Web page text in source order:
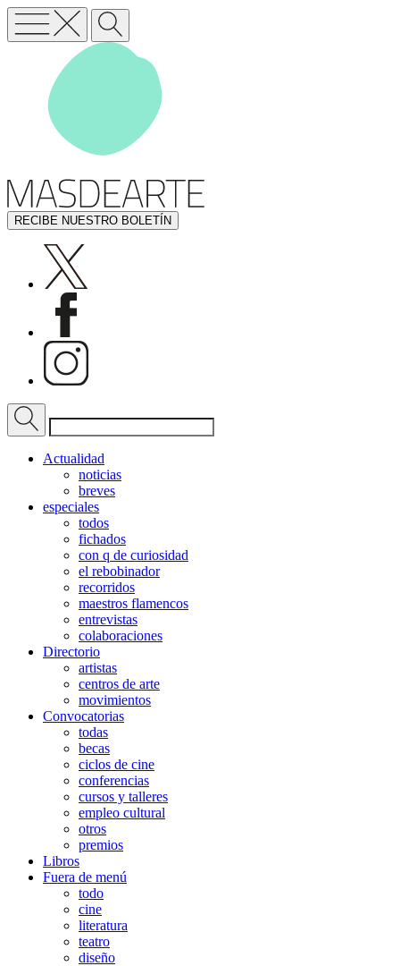
RECIBE NUESTRO BOLETÍN
Actualidad
noticias
breves
especiales
todos
fichados
con q de curiosidad
el rebobinador
recorridos
maestros flamencos
entrevistas
colaboraciones
Directorio
artistas
centros de arte
movimientos
Convocatorias
todas
becas
ciclos de cine
conferencias
cursos y talleres
empleo cultural
otros
premios
Libros
Fuera de menú
todo
cine
literatura
teatro
diseño